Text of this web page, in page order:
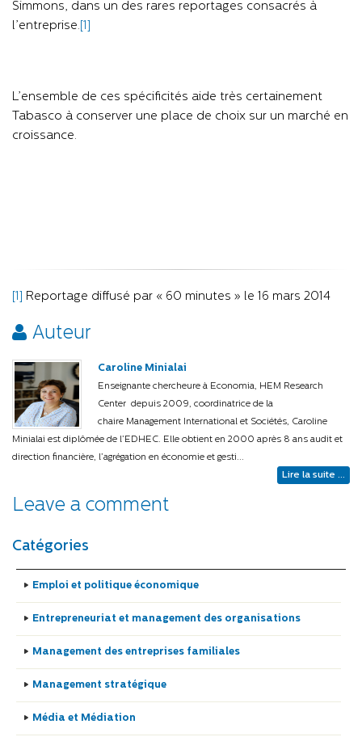
Simmons, dans un des rares reportages consacrés à
l’entreprise.
L’ensemble de ces spécificités aide très certainement
Tabasco à conserver une place de choix sur un marché en
croissance.
Reportage diffusé par « 60 minutes » le 16 mars 2014
Auteur
Caroline Minialai
Enseignante chercheure à Economia, HEM Research
Center depuis 2009, coordinatrice de la
chaire Management International et Sociétés, Caroline
Minialai est diplômée de l’EDHEC. Elle obtient en 2000 après 8 ans audit et
direction financière, l’agrégation en économie et gesti...
Lire la suite ...
Leave a comment
Catégories
Emploi et politique économique
Entrepreneuriat et management des organisations
Management des entreprises familiales
Management stratégique
Média et Médiation